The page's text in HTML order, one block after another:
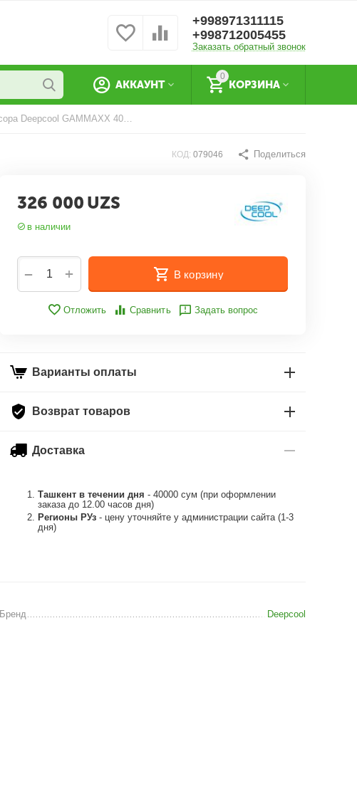
+998971311115
+998712005455
Заказать обратный звонок
0
КОРЗИНА
АККАУНТ
Кулер для процессора Deepcool GAMMAXX 400 V2 (Blue)
КОД: 079046 Поделиться
326 000 UZS
в наличии
+
− В корзину
Отложить Сравнить Задать вопрос
Варианты оплаты
Возврат товаров
Доставка
Ташкент в течении дня - 40000 сум (при оформлении
заказа до 12.00 часов дня)
Регионы РУз - цену уточняйте у администрации сайта (1-3
дня)
Бренд Deepcool